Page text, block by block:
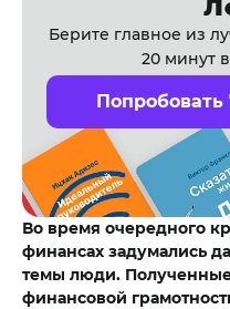
Берите главное из
20 минут
Попробовать
Во время очередного
финансах задумались
темы люди.
финансовой